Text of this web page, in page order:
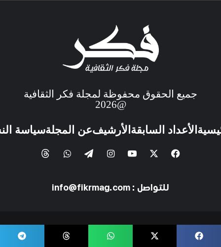
جميع الحقوق محفوظة لمجلة فكر الثقافية
@2026
الأعداد السابقة الأرشيفعن المجلةسياسة
للتواصل : info@fikrmag.com
Development By All Rights Reserved